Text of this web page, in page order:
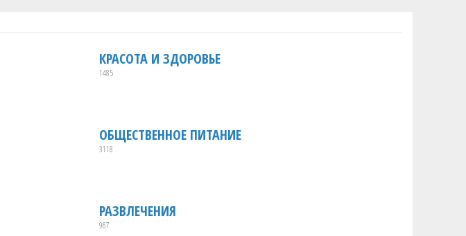
КРАСОТА И ЗДОРОВЬЕ
1485
ОБЩЕСТВЕННОЕ ПИТАНИЕ
3118
РАЗВЛЕЧЕНИЯ
967